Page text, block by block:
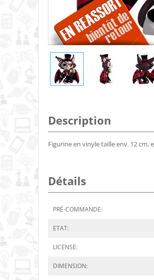
Description
Figurine en vinyle taille env. 12 cm,
Détails
PRÉ-COMMANDE:
ETAT:
LICENSE:
DIMENSION: